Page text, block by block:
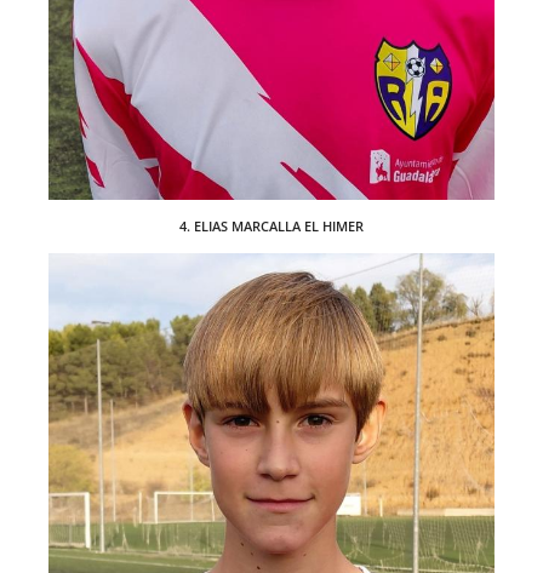
4. ELIAS MARCALLA EL HIMER